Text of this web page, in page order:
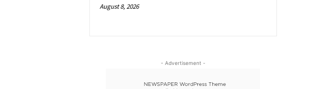
August 8, 2026
- Advertisement -